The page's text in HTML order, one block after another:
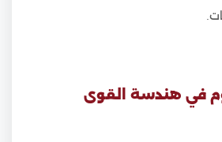
في هندسة القوى